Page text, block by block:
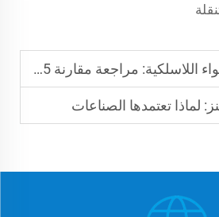
اللاسلكية: مراجعة مقارنة 2025
لماذا تعتمدها الصناعات